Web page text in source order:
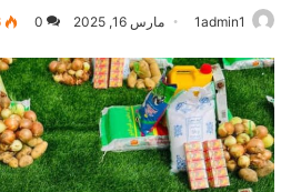
1admin1 مارس 16, 2025 0